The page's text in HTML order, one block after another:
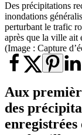
Des précipitations
inondations
perturbant le trafic
après que la ville ait
(Image : Capture
Aux
des
enregistrées